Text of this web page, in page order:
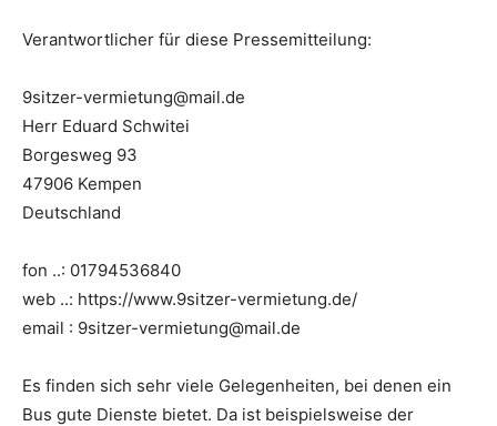
Verantwortlicher für diese Pressemitteilung:
9sitzer-vermietung@mail.de
Herr Eduard Schwitei
Borgesweg 93
47906 Kempen
Deutschland
fon ..: 01794536840
web ..: https://www.9sitzer-vermietung.de/
email : 9sitzer-vermietung@mail.de
Es finden sich sehr viele Gelegenheiten, bei denen ein
Bus gute Dienste bietet. Da ist beispielsweise der